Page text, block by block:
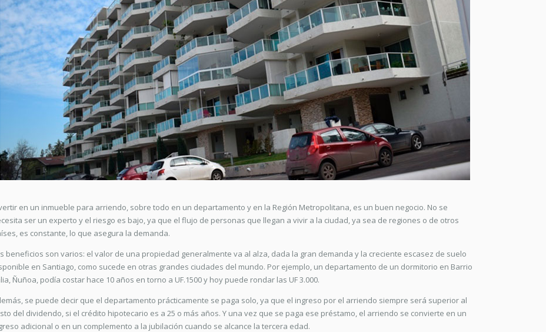
en un inmueble para arriendo, sobre todo en un departamento y en la Región Metropolitana, es un buen negocio. No se
ser un experto y el riesgo es bajo, ya que el flujo de personas que llegan a vivir a la ciudad, ya sea de regiones o de otros
es constante, lo que asegura la demanda.
beneficios son varios: el valor de una propiedad generalmente va al alza, dada la gran demanda y la creciente escasez de suelo
en Santiago, como sucede en otras grandes ciudades del mundo. Por ejemplo, un departamento de un dormitorio en Barrio
Ñuñoa, podía costar hace 10 años en torno a UF.1500 y hoy puede rondar las UF 3.000.
se puede decir que el departamento prácticamente se paga solo, ya que el ingreso por el arriendo siempre será superior al
del dividendo, si el crédito hipotecario es a 25 o más años. Y una vez que se paga ese préstamo, el arriendo se convierte en un
adicional o en un complemento a la jubilación cuando se alcance la tercera edad.